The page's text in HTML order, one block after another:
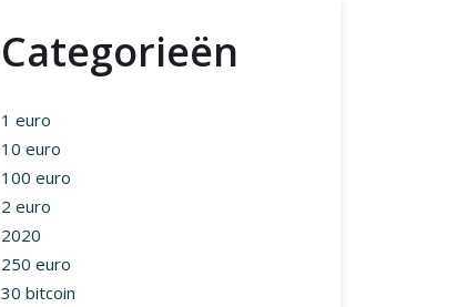
Categorieën
1 euro
10 euro
100 euro
2 euro
2020
250 euro
30 bitcoin